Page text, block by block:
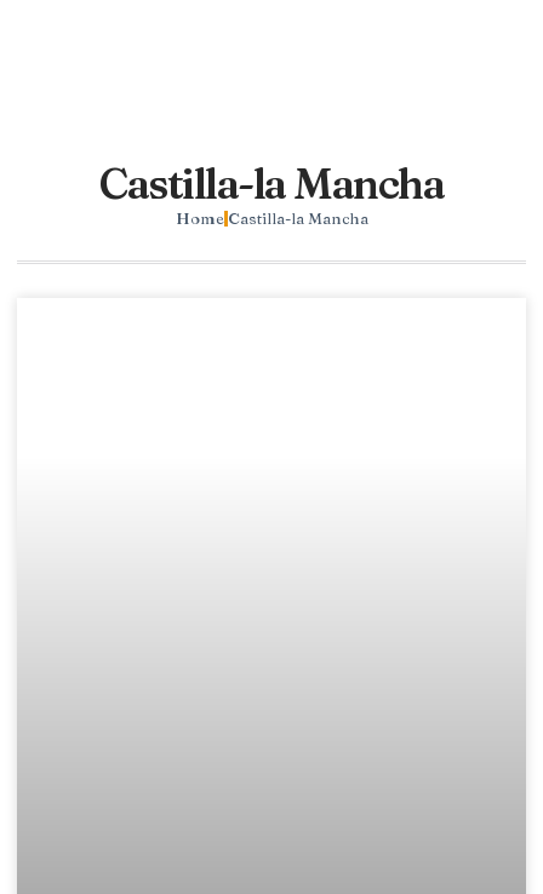
Castilla-la Mancha
Home Castilla-la Mancha